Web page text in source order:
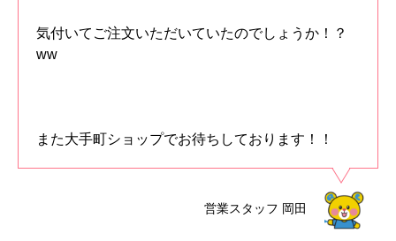
気付いてご注文いただいていたのでしょうか！？
ww
また大手町ショップでお待ちしております！！
営業スタッフ 岡田